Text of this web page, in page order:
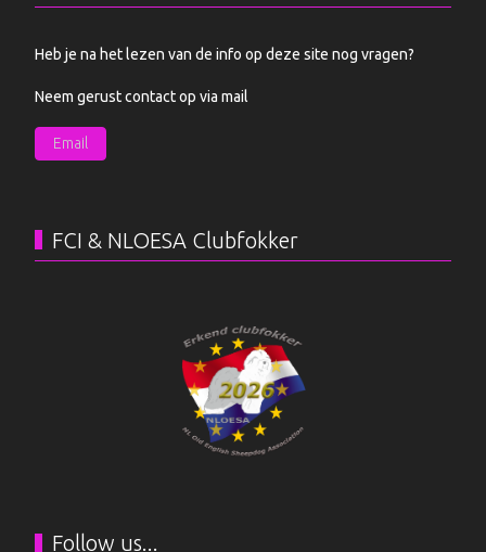
Heb je na het lezen van de info op deze site nog vragen?
Neem gerust contact op via mail
Email
FCI & NLOESA Clubfokker
Follow us...